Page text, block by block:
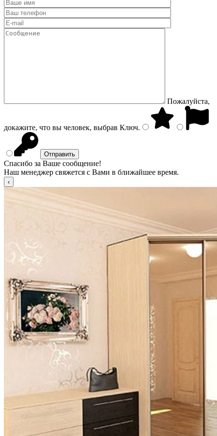
Пожалуйста,
докажите, что вы человек, выбрав Ключ.
Спасибо за Ваше сообщение!
Наш менеджер свяжется с Вами в ближайшее время.